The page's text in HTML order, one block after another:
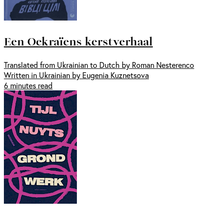
Een Oekraïens kerstverhaal
Translated from Ukrainian to Dutch by Roman Nesterenco
Written in Ukrainian by Eugenia Kuznetsova
6 minutes read